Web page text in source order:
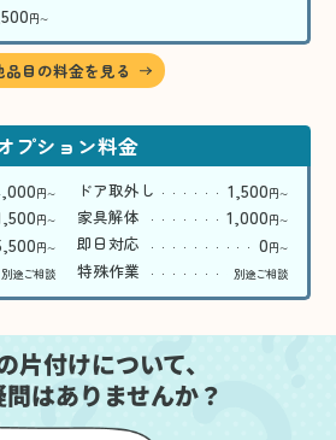
円〜
品目の料金を見る
プション料金
円〜 ドア取外し 1,500円〜
円〜 家具解体 1,000円〜
円〜 即日対応 0円〜
別途ご相談 特殊作業 別途ご相談
片付けについて、
はありませんか？